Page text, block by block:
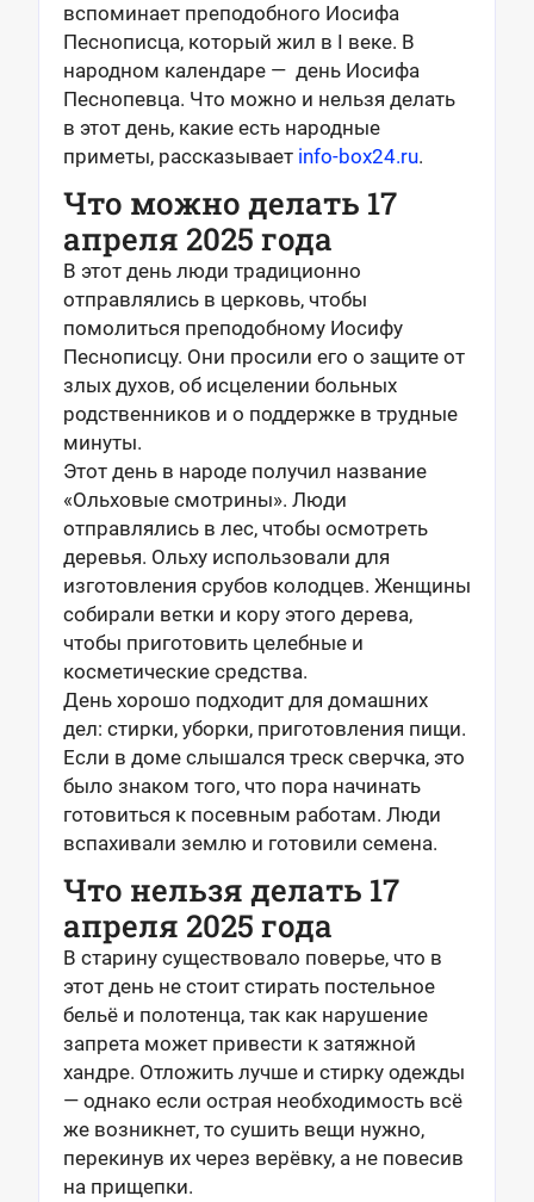
вспоминает преподобного Иосифа
Песнописца, который жил в I веке. В
народном календаре — день Иосифа
Песнопевца. Что можно и нельзя делать
в этот день, какие есть народные
приметы, рассказывает info-box24.ru.
Что можно делать 17
апреля 2025 года
В этот день люди традиционно
отправлялись в церковь, чтобы
помолиться преподобному Иосифу
Песнописцу. Они просили его о защите от
злых духов, об исцелении больных
родственников и о поддержке в трудные
минуты.
Этот день в народе получил название
«Ольховые смотрины». Люди
отправлялись в лес, чтобы осмотреть
деревья. Ольху использовали для
изготовления срубов колодцев. Женщины
собирали ветки и кору этого дерева,
чтобы приготовить целебные и
косметические средства.
День хорошо подходит для домашних
дел: стирки, уборки, приготовления пищи.
Если в доме слышался треск сверчка, это
было знаком того, что пора начинать
готовиться к посевным работам. Люди
вспахивали землю и готовили семена.
Что нельзя делать 17
апреля 2025 года
В старину существовало поверье, что в
этот день не стоит стирать постельное
бельё и полотенца, так как нарушение
запрета может привести к затяжной
хандре. Отложить лучше и стирку одежды
— однако если острая необходимость всё
же возникнет, то сушить вещи нужно,
перекинув их через верёвку, а не повесив
на прищепки.